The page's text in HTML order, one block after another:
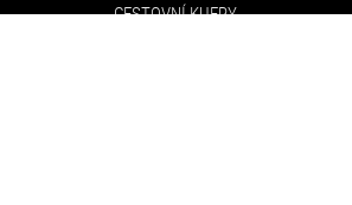
CESTOVNÍ KUFRY